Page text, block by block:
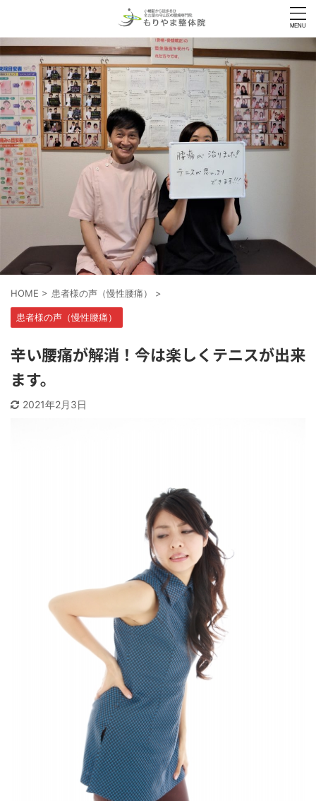
HOME > 患者様の声（慢性腰痛） >
患者様の声（慢性腰痛）
辛い腰痛が解消！今は楽しくテニスが出来
ます。
2021年2月3日